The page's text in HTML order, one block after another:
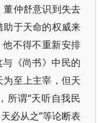
仲舒意识到失去
于天命的权威来
不得不重新安排
《尚书》中民的
至上主宰，但天
所谓“天听自我民
必从之”等论断表